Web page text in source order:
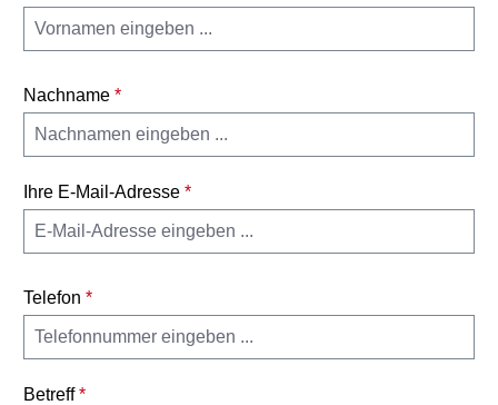
Nachname *
Ihre E-Mail-Adresse *
Telefon *
Betreff*